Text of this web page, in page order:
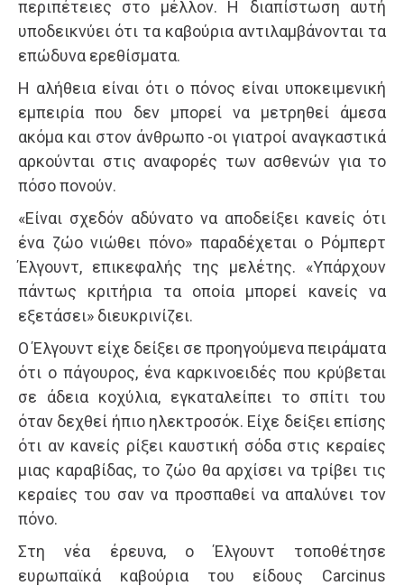
περιπέτειες στο μέλλον. Η διαπίστωση αυτή
υποδεικνύει ότι τα καβούρια αντιλαμβάνονται τα
επώδυνα ερεθίσματα.
Η αλήθεια είναι ότι ο πόνος είναι υποκειμενική
εμπειρία που δεν μπορεί να μετρηθεί άμεσα
ακόμα και στον άνθρωπο -οι γιατροί αναγκαστικά
αρκούνται στις αναφορές των ασθενών για το
πόσο πονούν.
«Είναι σχεδόν αδύνατο να αποδείξει κανείς ότι
ένα ζώο νιώθει πόνο» παραδέχεται ο Ρόμπερτ
Έλγουντ, επικεφαλής της μελέτης. «Υπάρχουν
πάντως κριτήρια τα οποία μπορεί κανείς να
εξετάσει» διευκρινίζει.
Ο Έλγουντ είχε δείξει σε προηγούμενα πειράματα
ότι o πάγουρος, ένα καρκινοειδές που κρύβεται
σε άδεια κοχύλια, εγκαταλείπει το σπίτι του
όταν δεχθεί ήπιο ηλεκτροσόκ. Είχε δείξει επίσης
ότι αν κανείς ρίξει καυστική σόδα στις κεραίες
μιας καραβίδας, το ζώο θα αρχίσει να τρίβει τις
κεραίες του σαν να προσπαθεί να απαλύνει τον
πόνο.
Στη νέα έρευνα, ο Έλγουντ τοποθέτησε
ευρωπαϊκά καβούρια του είδους Carcinus